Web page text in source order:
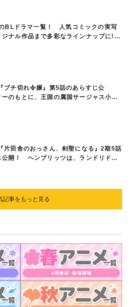
BLドラマ一覧！ 人気コミックの実写
ジナル作品まで多彩なラインナップに!!
ブチ切れ令嬢』第5話のあらすじ公
のもとに、王国の属国サージャス小王
片田舎のおっさん、剣聖になる』2期5話
公開！ ヘンブリッツは、ランドリドに
記事をもっと見る